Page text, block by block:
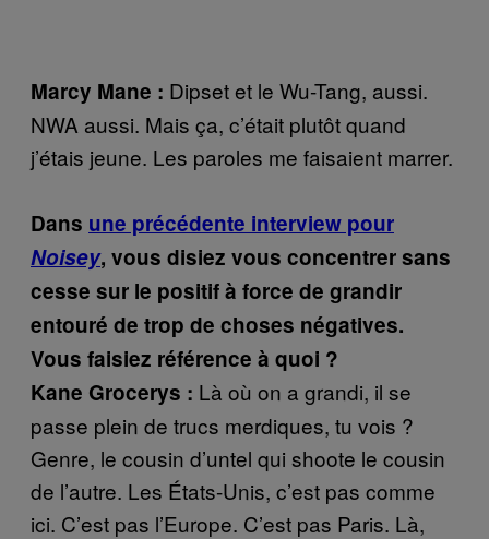
Marcy Mane : Dipset et le Wu-Tang, aussi.
NWA aussi. Mais ça, c’était plutôt quand
j’étais jeune. Les paroles me faisaient marrer.
Dans une précédente interview pour
Noisey, vous disiez vous concentrer sans
cesse sur le positif à force de grandir
entouré de trop de choses négatives.
Vous faisiez référence à quoi ?
Kane Grocerys : Là où on a grandi, il se
passe plein de trucs merdiques, tu vois ?
Genre, le cousin d’untel qui shoote le cousin
de l’autre. Les États-Unis, c’est pas comme
ici. C’est pas l’Europe. C’est pas Paris. Là,